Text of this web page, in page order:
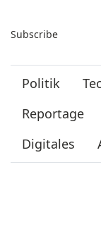
Subscribe
Politik
Reportage
Digitales